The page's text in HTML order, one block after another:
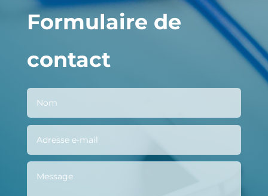
Formulaire de
contact